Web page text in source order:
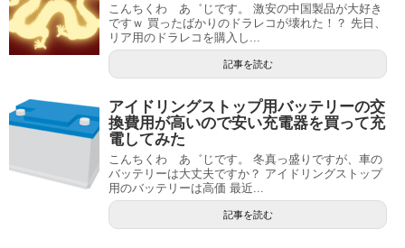
こんちくわ あ゛じです。 激安の中国製品が大好き
ですｗ 買ったばかりのドラレコが壊れた！？ 先日、
リア用のドラレコを購入し...
記事を読む
アイドリングストップ用バッテリーの交
換費用が高いので安い充電器を買って充
電してみた
こんちくわ あ゛じです。 冬真っ盛りですが、車の
バッテリーは大丈夫ですか？ アイドリングストップ
用のバッテリーは高価 最近...
記事を読む